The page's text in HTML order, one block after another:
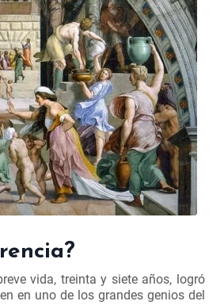
vida, treinta y siete años, logró
en uno de los grandes genios del